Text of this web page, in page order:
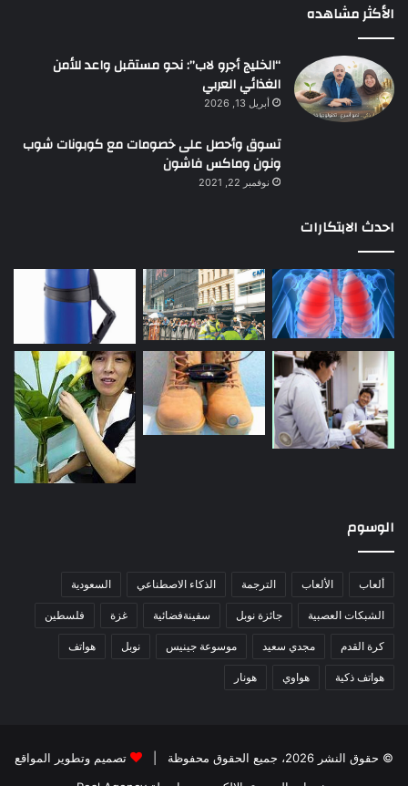
الأكثر مشاهده
“الخليج أجرو لاب”: نحو مستقبل واعد للأمن
الغذائي العربي
أبريل 13, 2026
تسوق وأحصل على خصومات مع كوبونات شوب
ونون وماكس فاشون
نوفمبر 22, 2021
احدث الابتكارات
الوسوم
ألعاب الألعاب الترجمة الذكاء الاصطناعي السعودية
الشبكات العصبية جائزة نوبل سفينةفضائية غزة فلسطين
كرة القدم مجدي سعيد موسوعة جينيس نوبل هواتف
هواتف ذكية هواوي هونار
© حقوق النشر 2026، جميع الحقوق محفوظة |
تصميم وتطوير المواقع